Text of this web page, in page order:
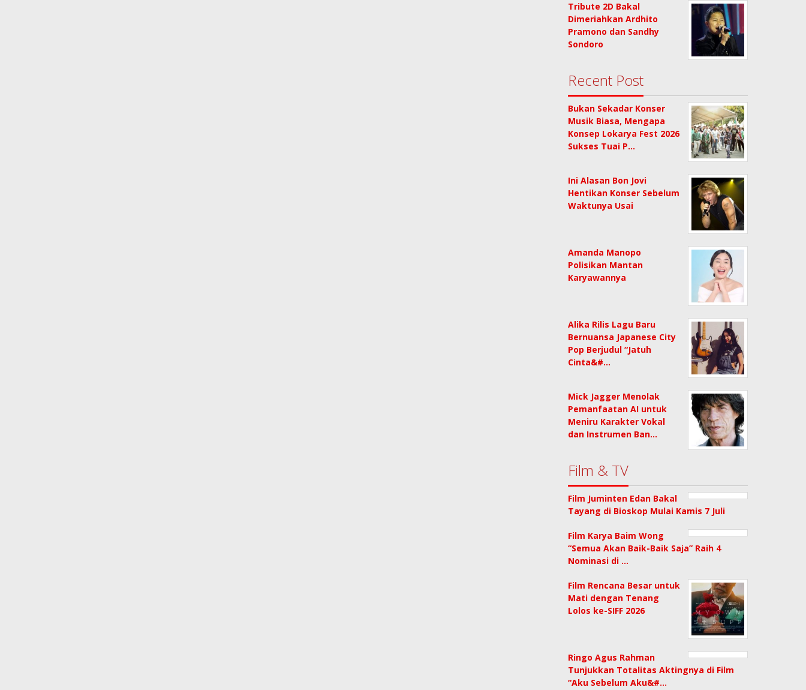
Tribute 2D Bakal
Dimeriahkan Ardhito
Pramono dan Sandhy
Sondoro
Recent Post
Bukan Sekadar Konser
Musik Biasa, Mengapa
Konsep Lokarya Fest 2026
Sukses Tuai P…
Ini Alasan Bon Jovi
Hentikan Konser Sebelum
Waktunya Usai
Amanda Manopo
Polisikan Mantan
Karyawannya
Alika Rilis Lagu Baru
Bernuansa Japanese City
Pop Berjudul “Jatuh
Cinta&#…
Mick Jagger Menolak
Pemanfaatan AI untuk
Meniru Karakter Vokal
dan Instrumen Ban…
Film & TV
Film Juminten Edan Bakal
Tayang di Bioskop Mulai Kamis 7 Juli
Film Karya Baim Wong
“Semua Akan Baik-Baik Saja” Raih 4
Nominasi di …
Film Rencana Besar untuk
Mati dengan Tenang
Lolos ke-SIFF 2026
Ringo Agus Rahman
Tunjukkan Totalitas Aktingnya di Film
“Aku Sebelum Aku&#…